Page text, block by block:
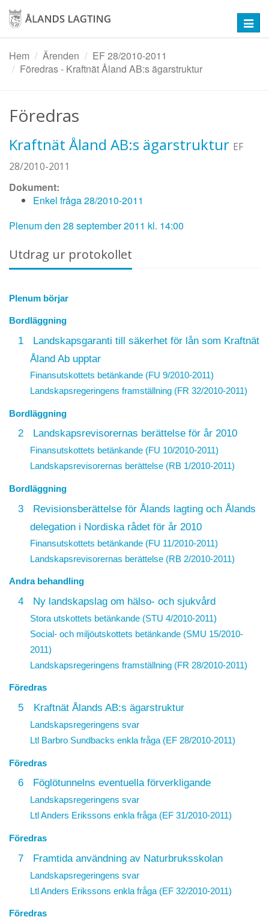
Hoppa
huvudinnehåll
Hem
Ärenden
EF 28/2010-2011
Föredras - Kraftnät Åland AB:s ägarstruktur
Föredras
Kraftnät Åland AB:s ägarstruktur EF
28/2010-2011
Dokument:
Enkel fråga 28/2010-2011
Plenum den 28 september 2011 kl. 14:00
Utdrag ur protokollet
Plenum börjar
Bordläggning
1
Landskapsgaranti till säkerhet för lån som Kraftnät
Åland Ab upptar
Finansutskottets betänkande (FU 9/2010-2011)
Landskapsregeringens framställning (FR 32/2010-2011)
Bordläggning
2 Landskapsrevisorernas berättelse för år 2010
Finansutskottets betänkande (FU 10/2010-2011)
Landskapsrevisorernas berättelse (RB 1/2010-2011)
Bordläggning
3
Revisionsberättelse för Ålands lagting och Ålands
delegation i Nordiska rådet för år 2010
Finansutskottets betänkande (FU 11/2010-2011)
Landskapsrevisorernas berättelse (RB 2/2010-2011)
Andra behandling
4 Ny landskapslag om hälso- och sjukvård
Stora utskottets betänkande (STU 4/2010-2011)
Social- och miljöutskottets betänkande (SMU 15/2010-
2011)
Landskapsregeringens framställning (FR 28/2010-2011)
Föredras
5 Kraftnät Ålands AB:s ägarstruktur
Landskapsregeringens svar
Ltl Barbro Sundbacks enkla fråga (EF 28/2010-2011)
Föredras
6 Föglötunnelns eventuella förverkligande
Landskapsregeringens svar
Ltl Anders Erikssons enkla fråga (EF 31/2010-2011)
Föredras
7 Framtida användning av Naturbruksskolan
Landskapsregeringens svar
Ltl Anders Erikssons enkla fråga (EF 32/2010-2011)
Föredras